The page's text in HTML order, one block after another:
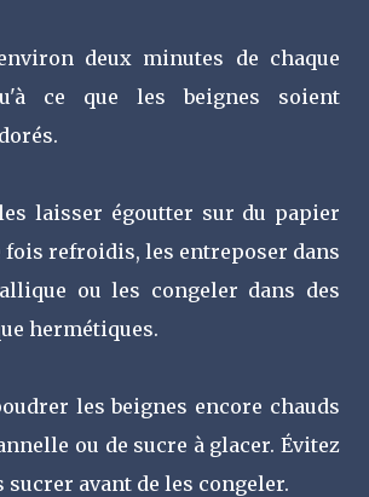
deux minutes de chaque
ce que les beignes soient
laisser égoutter sur du papier
fois refroidis, les entreposer dans
ou les congeler dans des
hermétiques.
les beignes encore chauds
ou de sucre à glacer. Évitez
sucrer avant de les congeler.